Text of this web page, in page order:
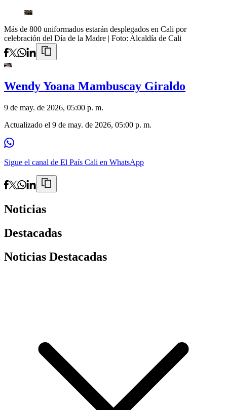
Más de 800 uniformados estarán desplegados en Cali por
celebración del Día de la Madre | Foto: Alcaldía de Cali
Wendy Yoana Mambuscay Giraldo
9 de may. de 2026, 05:00 p. m.
Actualizado el 9 de may. de 2026, 05:00 p. m.
Sigue el canal de El País Cali en WhatsApp
Noticias
Destacadas
Noticias Destacadas